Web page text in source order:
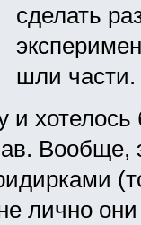
сделать
шли части.
и
Вообще,
лично